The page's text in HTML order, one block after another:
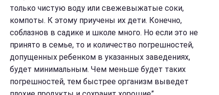
только чистую воду или свежевыжатые соки,
компоты. К этому приучены их дети. Конечно,
соблазнов в садике и школе много. Но если это не
принято в семье, то и количество погрешностей,
допущенных ребенком в указанных заведениях,
будет минимальным. Чем меньше будет таких
погрешностей, тем быстрее организм выведет